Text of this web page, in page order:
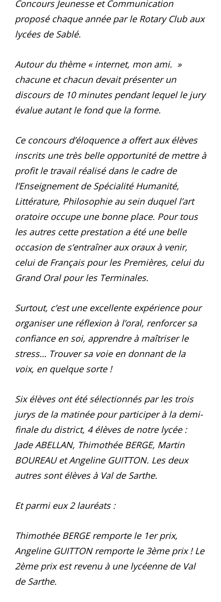
Concours Jeunesse et Communication
proposé chaque année par le Rotary Club aux
lycées de Sablé.
Autour du thème « internet, mon ami. »
chacune et chacun devait présenter un
discours de 10 minutes pendant lequel le jury
évalue autant le fond que la forme.
Ce concours d’éloquence a offert aux élèves
inscrits une très belle opportunité de mettre à
profit le travail réalisé dans le cadre de
l’Enseignement de Spécialité Humanité,
Littérature, Philosophie au sein duquel l’art
oratoire occupe une bonne place. Pour tous
les autres cette prestation a été une belle
occasion de s’entraîner aux oraux à venir,
celui de Français pour les Premières, celui du
Grand Oral pour les Terminales.
Surtout, c’est une excellente expérience pour
organiser une réflexion à l’oral, renforcer sa
confiance en soi, apprendre à maîtriser le
stress… Trouver sa voie en donnant de la
voix, en quelque sorte !
Six élèves ont été sélectionnés par les trois
jurys de la matinée pour participer à la demi-
finale du district, 4 élèves de notre lycée :
Jade ABELLAN, Thimothée BERGE, Martin
BOUREAU et Angeline GUITTON. Les deux
autres sont élèves à Val de Sarthe.
Et parmi eux 2 lauréats :
Thimothée BERGE remporte le 1er prix,
Angeline GUITTON remporte le 3ème prix ! Le
2ème prix est revenu à une lycéenne de Val
de Sarthe.